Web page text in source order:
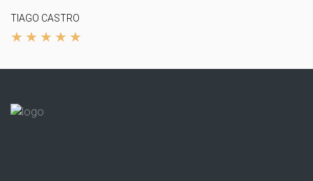
TIAGO CASTRO